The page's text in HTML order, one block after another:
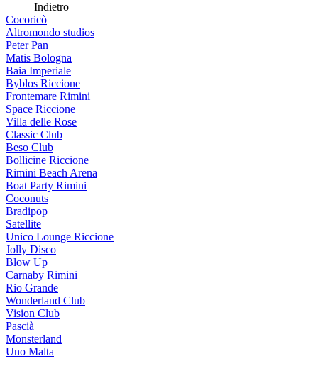
Indietro
Cocoricò
Altromondo studios
Peter Pan
Matis Bologna
Baia Imperiale
Byblos Riccione
Frontemare Rimini
Space Riccione
Villa delle Rose
Classic Club
Beso Club
Bollicine Riccione
Rimini Beach Arena
Boat Party Rimini
Coconuts
Bradipop
Satellite
Unico Lounge Riccione
Jolly Disco
Blow Up
Carnaby Rimini
Rio Grande
Wonderland Club
Vision Club
Pascià
Monsterland
Uno Malta